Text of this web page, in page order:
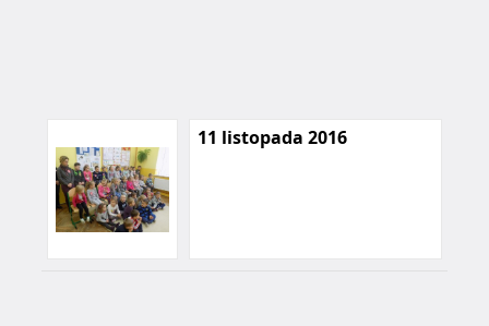
11 listopada 2016